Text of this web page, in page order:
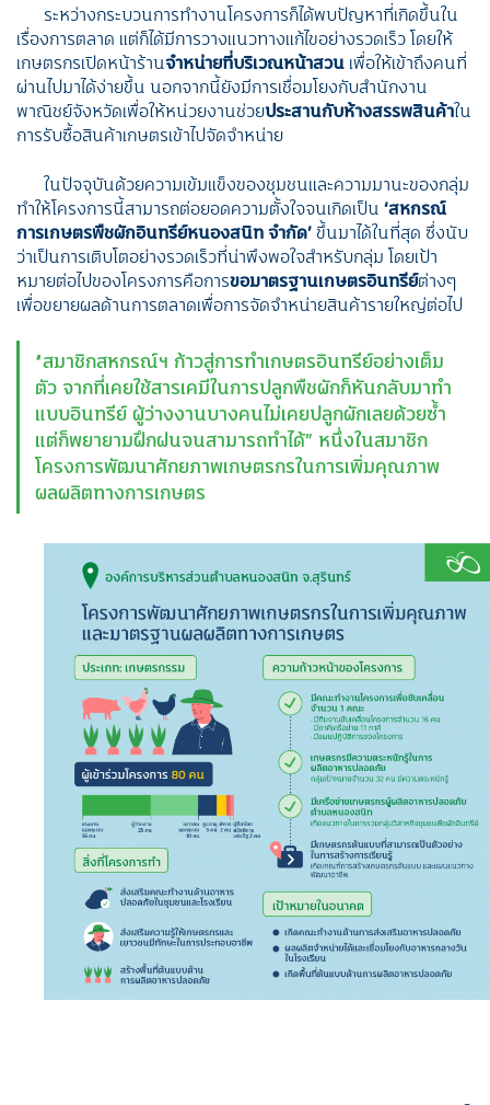
ระหว่างกระบวนการทำงานโครงการก็ได้พบปัญหาที่เกิดขึ้นใน
เรื่องการตลาด แต่ก็ได้มีการวางแนวทางแก้ไขอย่างรวดเร็ว โดยให้
เกษตรกรเปิดหน้าร้านจำหน่ายที่บริเวณหน้าสวน เพื่อให้เข้าถึงคนที่
ผ่านไปมาได้ง่ายขึ้น นอกจากนี้ยังมีการเชื่อมโยงกับสำนักงาน
พาณิชย์จังหวัดเพื่อให้หน่วยงานช่วยประสานกับห้างสรรพสินค้าใน
การรับซื้อสินค้าเกษตรเข้าไปจัดจำหน่าย
ในปัจจุบันด้วยความเข้มแข็งของชุมชนและความมานะของกลุ่ม
ทำให้โครงการนี้สามารถต่อยอดความตั้งใจจนเกิดเป็น ‘สหกรณ์
การเกษตรพืชผักอินทรีย์หนองสนิท จำกัด’ ขึ้นมาได้ในที่สุด ซึ่งนับ
ว่าเป็นการเติบโตอย่างรวดเร็วที่น่าพึงพอใจสำหรับกลุ่ม โดยเป้า
หมายต่อไปของโครงการคือการขอมาตรฐานเกษตรอินทรีย์ต่างๆ
เพื่อขยายผลด้านการตลาดเพื่อการจัดจำหน่ายสินค้ารายใหญ่ต่อไป
“สมาชิกสหกรณ์ฯ ก้าวสู่การทำเกษตรอินทรีย์อย่างเต็ม
ตัว จากที่เคยใช้สารเคมีในการปลูกพืชผักก็หันกลับมาทำ
แบบอินทรีย์ ผู้ว่างงานบางคนไม่เคยปลูกผักเลยด้วยซ้ำ
แต่ก็พยายามฝึกฝนจนสามารถทำได้” หนึ่งในสมาชิก
โครงการพัฒนาศักยภาพเกษตรกรในการเพิ่มคุณภาพ
ผลผลิตทางการเกษตร